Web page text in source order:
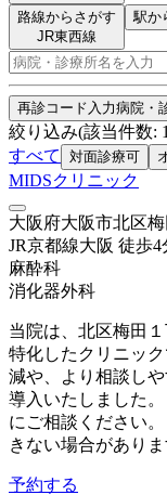
路線からさがす
JR東西線
駅か
再診コード入力病院・
絞り込み(該当件数: 1
すべて
対面診療可
MIDSクリニック
大阪府大阪市北区
JR京都線大阪 徒歩4
麻酔科
消化器外科
当院は、北区梅田
特化したクリニッ
減や、より相談し
導入いたしました
にご相談ください
きない場合があり
予約する